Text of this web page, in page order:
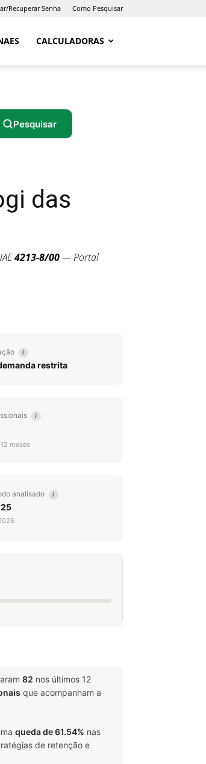
Recuperar Senha Como Pesquisar
CALCULADORAS
Pesquisar
das
4213-8/00— Portal
i
restrita
i
meses
analisado i
82 nos últimos 12
que acompanham a
queda de 61.54% nas
de retenção e